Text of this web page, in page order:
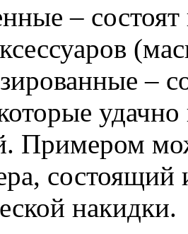
– состоят
–
Примером
накидки.